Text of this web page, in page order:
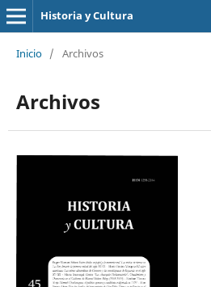
Historia y Cultura
Inicio / Archivos
Archivos